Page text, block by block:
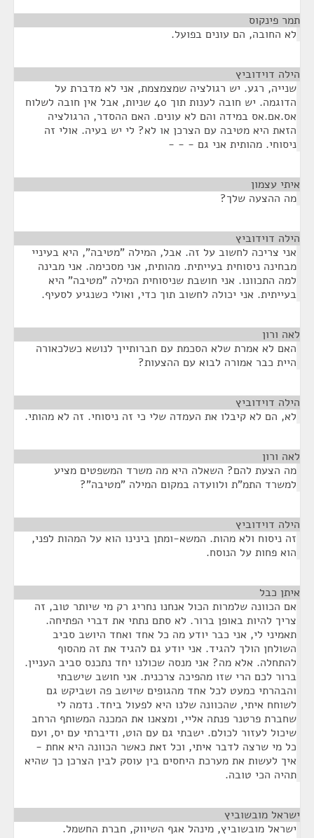
תמר פינקוס
לא החובה, הם עונים בפועל.
הילה דוידוביץ
שנייה, רגע. יש רגולציה שמצמצמת, אני לא מדברת על
הדוגמה. יש חובה לענות תוך 40 שניות, אבל אין חובה לשלוח
אס.אם.אס במידה והם לא עונים. האם ההסדר, הרגולציה
הזאת היא מטיבה עם הצרכן או לא? לי יש בעיה. אולי זה
ניסוחי. מהותית אני גם - - -
איתי עצמון
מה ההצעה שלך?
הילה דוידוביץ
אני צריכה לחשוב על זה. אבל, המילה "מטיבה", היא בעיניי
מבחינה ניסוחית בעייתית. מהותית, אני מסכימה. אני מבינה
למה התכוונו. אני חושבת שניסוחית המילה "מטיבה" היא
בעייתית. אני יכולה לחשוב תוך כדי, ואולי כשנגיע לסעיף.
לאה ורון
האם לא אמרת שלא הסכמת עם חברותייך לנושא כשלכאורה
היית כבר אמורה לבוא עם ההצעות?
הילה דוידוביץ
לא, הם לא קיבלו את העמדה שלי כי זה ניסוחי. זה לא מהותי.
לאה ורון
מה הצעת להם? השאלה היא מה משרד המשפטים מציע
למשרד התמ"ת ולוועדה במקום המילה "מטיבה"?
הילה דוידוביץ
זה ניסוח ולא מהות. המשא-ומתן בינינו הוא על המהות לפני,
הוא פחות על הנוסח.
איתן כבל
אם הכוונה שלמרות הכול אנחנו נחריג רק מי שיותר טוב, זה
צריך להיות באופן ברור. לא סתם נתתי את דברי הפתיחה.
תאמיני לי, אני כבר יודע מה כל אחד ואחד היושב סביב
השולחן הולך להגיד. אני יודע גם להגיד את זה מהסוף
להתחלה. אלא מה? אני מנסה שכולנו יחד נתכנס סביב העניין.
ברור לכם הרי שזו מהפיכה צרכנית. אני חושב שישבתי
והבהרתי כמעט לכל אחד מהגופים שיושב פה ושביקש גם
לשוחח איתי, שהכוונה שלנו היא לפעול ביחד. נדמה לי
שחברת פרטנר פנתה אליי, ומצאנו את המכנה המשותף הרחב
שיכול לעזור לכולם. ישבתי גם עם הוט, ודיברתי עם יס, ועם
כל מי שרצה לדבר איתי, וכל זאת כאשר הכוונה היא אחת -
איך לעשות את מערכת היחסים בין עוסק לבין הצרכן כך שהיא
תהיה הכי טובה.
ישראל מובשוביץ
ישראל מובשוביץ, מינהל אגף השיווק, חברת החשמל.